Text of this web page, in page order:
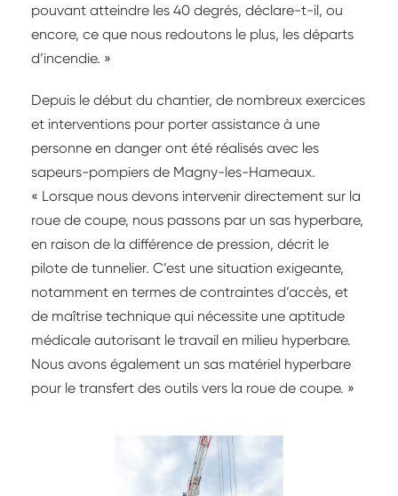
pouvant atteindre les 40 degrés, déclare-t-il, ou
encore, ce que nous redoutons le plus, les départs
d’incendie. »
Depuis le début du chantier, de nombreux exercices
et interventions pour porter assistance à une
personne en danger ont été réalisés avec les
sapeurs-pompiers de Magny-les-Hameaux.
« Lorsque nous devons intervenir directement sur la
roue de coupe, nous passons par un sas hyperbare,
en raison de la différence de pression, décrit le
pilote de tunnelier. C’est une situation exigeante,
notamment en termes de contraintes d’accès, et
de maîtrise technique qui nécessite une aptitude
médicale autorisant le travail en milieu hyperbare.
Nous avons également un sas matériel hyperbare
pour le transfert des outils vers la roue de coupe. »